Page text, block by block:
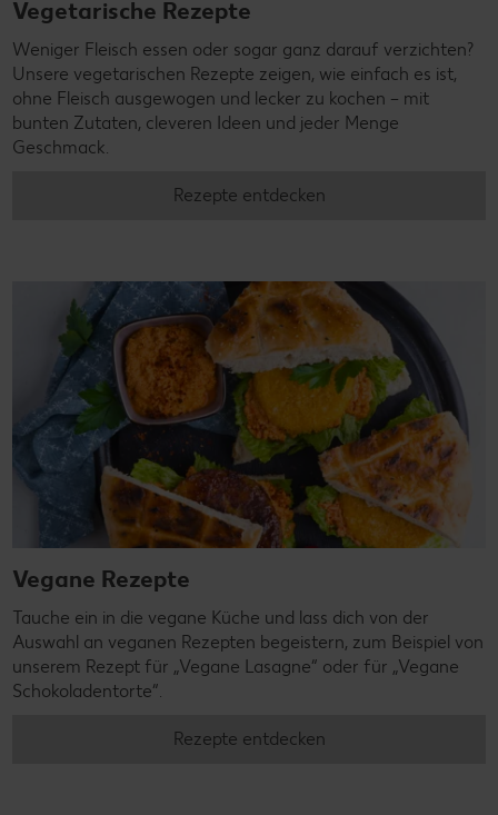
Vegetarische Rezepte
Weniger Fleisch essen oder sogar ganz darauf verzichten?
Unsere vegetarischen Rezepte zeigen, wie einfach es ist,
ohne Fleisch ausgewogen und lecker zu kochen – mit
bunten Zutaten, cleveren Ideen und jeder Menge
Geschmack.
Rezepte entdecken
Vegane Rezepte
Tauche ein in die vegane Küche und lass dich von der
Auswahl an veganen Rezepten begeistern, zum Beispiel von
unserem Rezept für „Vegane Lasagne“ oder für „Vegane
Schokoladentorte“.
Rezepte entdecken